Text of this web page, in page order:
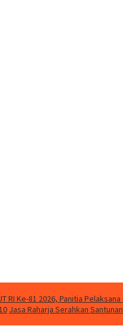
RI Ke-81 2026, Panitia
Jasa Raharja Serahkan